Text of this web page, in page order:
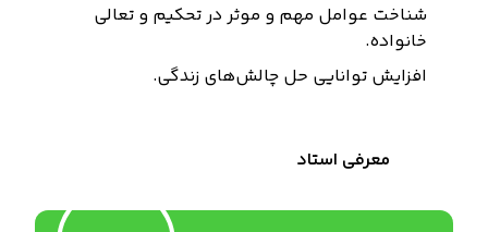
شناخت عوامل مهم و موثر در تحکیم و تعالی
خانواده.
افزایش توانایی حل چالش‌های زندگی.
معرفی استاد